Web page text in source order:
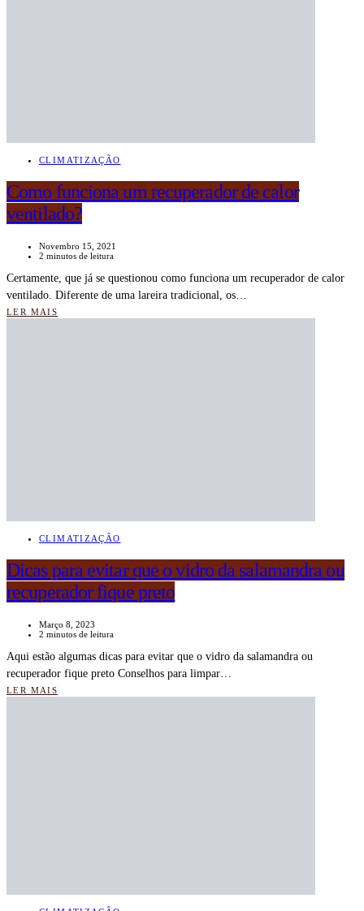
CLIMATIZAÇÃO
Como funciona um recuperador de calor
ventilado?
Novembro 15, 2021
2 minutos de leitura
Certamente, que já se questionou como funciona um recuperador de calor
ventilado. Diferente de uma lareira tradicional, os…
LER MAIS
CLIMATIZAÇÃO
Dicas para evitar que o vidro da salamandra ou
recuperador fique preto
Março 8, 2023
2 minutos de leitura
Aqui estão algumas dicas para evitar que o vidro da salamandra ou
recuperador fique preto Conselhos para limpar…
LER MAIS